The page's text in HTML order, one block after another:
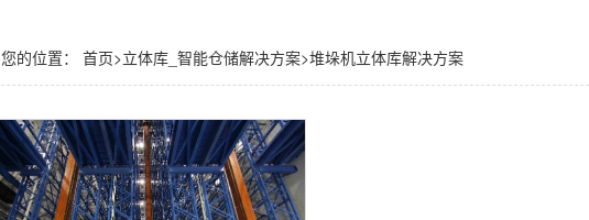
您的位置： 首页>立体库_智能仓储解决方案>堆垛机立体库解决方案